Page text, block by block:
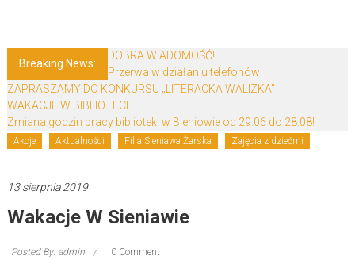
Gminy
Żary
Biblioteki
Gminy
zespół
bibliotek
się
Breaking News:
DOBRA WIADOMOŚĆ!
Przerwa w działaniu telefonów
ZAPRASZAMY DO KONKURSU „LITERACKA WALIZKA”
WAKACJE W BIBLIOTECE
Zmiana godzin pracy biblioteki w Bieniowie od 29.06 do 28.08!
Akcje Aktualności Filia Sieniawa Żarska Zajęcia z dziećmi
13 sierpnia 2019
Wakacje W Sieniawie
Posted By: admin 0 Comment